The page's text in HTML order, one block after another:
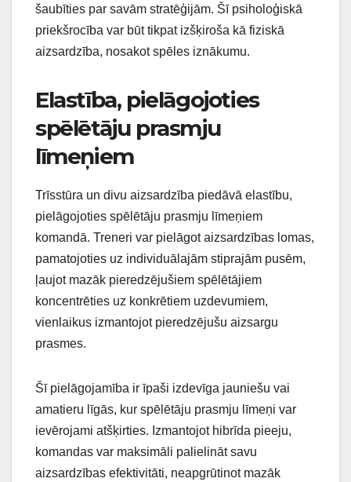
šaubīties par savām stratēģijām. Šī psiholoģiskā
priekšrocība var būt tikpat izšķiroša kā fiziskā
aizsardzība, nosakot spēles iznākumu.
Elastība, pielāgojoties
spēlētāju prasmju
līmeņiem
Trīsstūra un divu aizsardzība piedāvā elastību,
pielāgojoties spēlētāju prasmju līmeņiem
komandā. Treneri var pielāgot aizsardzības lomas,
pamatojoties uz individuālajām stiprajām pusēm,
ļaujot mazāk pieredzējušiem spēlētājiem
koncentrēties uz konkrētiem uzdevumiem,
vienlaikus izmantojot pieredzējušu aizsargu
prasmes.
Šī pielāgojamība ir īpaši izdevīga jauniešu vai
amatieru līgās, kur spēlētāju prasmju līmeņi var
ievērojami atšķirties. Izmantojot hibrīda pieeju,
komandas var maksimāli palielināt savu
aizsardzības efektivitāti, neapgrūtinot mazāk